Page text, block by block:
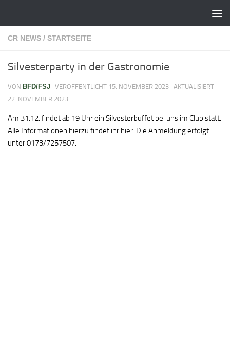
CR NEWS / STARTSEITE
Silvesterparty in der Gastronomie
VON BFD/FSJ · VERÖFFENTLICHT 15. NOVEMBER 2023 · AKTUALISIERT
22. NOVEMBER 2023
Am 31.12. findet ab 19 Uhr ein Silvesterbuffet bei uns im Club statt.
Alle Informationen hierzu findet ihr hier. Die Anmeldung erfolgt
unter 0173/7257507.